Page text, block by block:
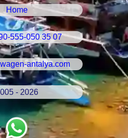
Home
555-050 35 07
antalya.com
2005 - 2026